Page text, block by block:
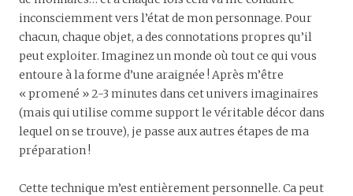
inconsciemment vers l’état de mon personnage. Pour
chacun, chaque objet, a des connotations propres qu’il
peut exploiter. Imaginez un monde où tout ce qui vous
entoure à la forme d’une araignée ! Après m’être
« promené » 2-3 minutes dans cet univers imaginaires
(mais qui utilise comme support le véritable décor dans
lequel on se trouve), je passe aux autres étapes de ma
préparation !
Cette technique m’est entièrement personnelle. Ca peut